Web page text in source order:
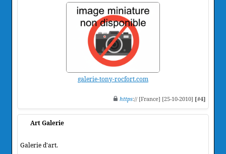
galerie-tony-rocfort.com
https:// [France] [25-10-2010] [#4]
Art Galerie
Galerie d'art.